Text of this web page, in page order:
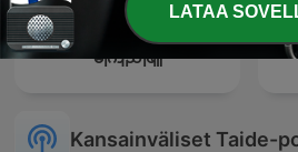
မကြည်ဖြူ
စ
Kansainväliset Taide-
LATAA